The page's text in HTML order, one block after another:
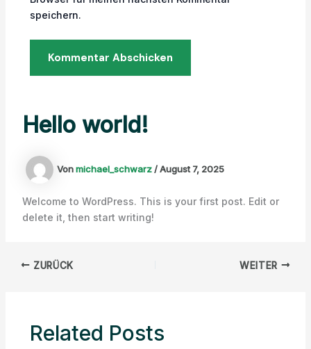
speichern.
Hello world!
Vonmichael_schwarz/August 7, 2025
Welcome to WordPress. This is your first post. Edit or
delete it, then start writing!
ZURÜCK WEITER
Related Posts